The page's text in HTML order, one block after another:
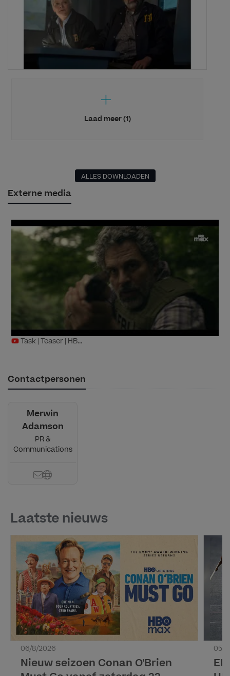
Laad meer (1)
ALLES DOWNLOADEN
Externe media
Task | Teaser | HB...
Contactpersonen
Merwin
Adamson
PR &
Communications
Laatste nieuws
06/8/2026
Nieuw seizoen Conan O'Brien
05/